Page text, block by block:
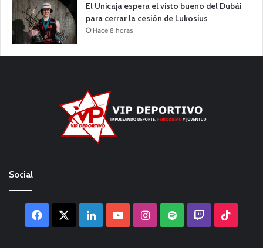
El Unicaja espera el visto bueno del Dubái
para cerrar la cesión de Lukosius
Hace 8 horas
Social
Facebook LinkedInYouTubeInstagram
Spotify Twitch